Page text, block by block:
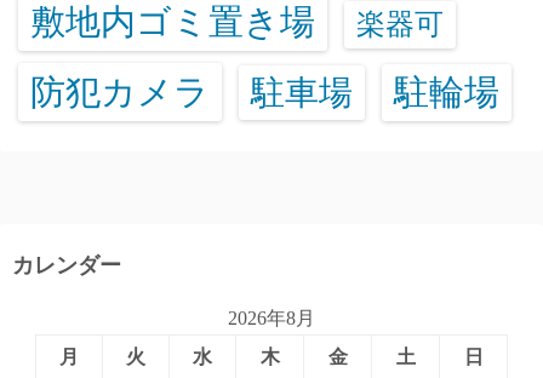
敷地内ゴミ置き場
楽器可
防犯カメラ 駐車場 駐輪場
カレンダー
2026年8月
月
火 水 木 金 土 日